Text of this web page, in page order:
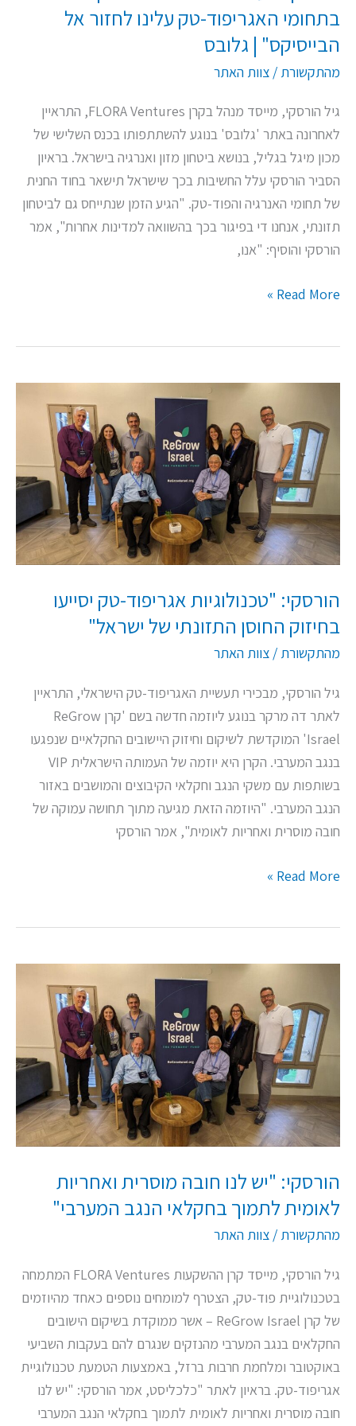
בתחומי האגריפוד-טק עלינו לחזור אל
הבייסיקס" | גלובס
מהתקשורת / צוות האתר
גיל הורסקי, מייסד מנהל בקרן FLORA Ventures, התראיין
לאחרונה באתר 'גלובס' בנוגע להשתתפותו בכנס השלישי של
מכון מיגל בגליל, בנושא ביטחון מזון ואנרגיה בישראל. בראיון
הסביר הורסקי עלל החשיבות בכך שישראל תישאר בחוד החנית
של תחומי האנרגיה והפוד-טק. "הגיע הזמן שנתייחס גם לביטחון
תזונתי, אנחנו די בפיגור בכך בהשוואה למדינות אחרות", אמר
הורסקי והוסיף: "אנו,
אל
הבייסיקס"
|
Read More »
הורסקי: "טכנולוגיות אגריפוד-טק יסייעו
בחיזוק החוסן התזונתי של ישראל"
מהתקשורת / צוות האתר
גיל הורסקי, מבכירי תעשיית האגריפוד-טק הישראלי, התראיין
לאתר דה מרקר בנוגע ליוזמה חדשה בשם 'קרן ReGrow
Israel' המוקדשת לשיקום וחיזוק היישובים החקלאיים שנפגעו
בנגב המערבי. הקרן היא יוזמה של העמותה הישראלית VIP
בשותפות עם משקי הנגב וחקלאי הקיבוצים והמושבים באזור
הנגב המערבי. "היוזמה הזאת מגיעה מתוך תחושה עמוקה של
חובה מוסרית ואחריות לאומית", אמר הורסקי
אגריפוד-טק
יסייעו
בחיזוק
החוסן
התזונתי
של
Read More »
הורסקי: "יש לנו חובה מוסרית ואחריות
לאומית לתמוך בחקלאי הנגב המערבי"
מהתקשורת / צוות האתר
גיל הורסקי, מייסד קרן ההשקעות FLORA Ventures המתמחה
בטכנולוגיית פוד-טק, הצטרף למומחים נוספים כאחד מהיוזמים
של קרן ReGrow Israel – אשר ממוקדת בשיקום הישובים
החקלאים בנגב המערבי מהנזקים שנגרם להם בעקבות השביעי
באוקטובר ומלחמת חרבות ברזל, באמצעות הטמעת טכנולוגיית
אגריפוד-טק. בראיון לאתר "כלכליסט, אמר הורסקי: "יש לנו
חובה מוסרית ואחריות לאומית לתמוך בחקלאי הנגב המערבי
לנו
חובה
מוסרית
ואחריות
לאומית
לתמוך
הנגב
המערבי"